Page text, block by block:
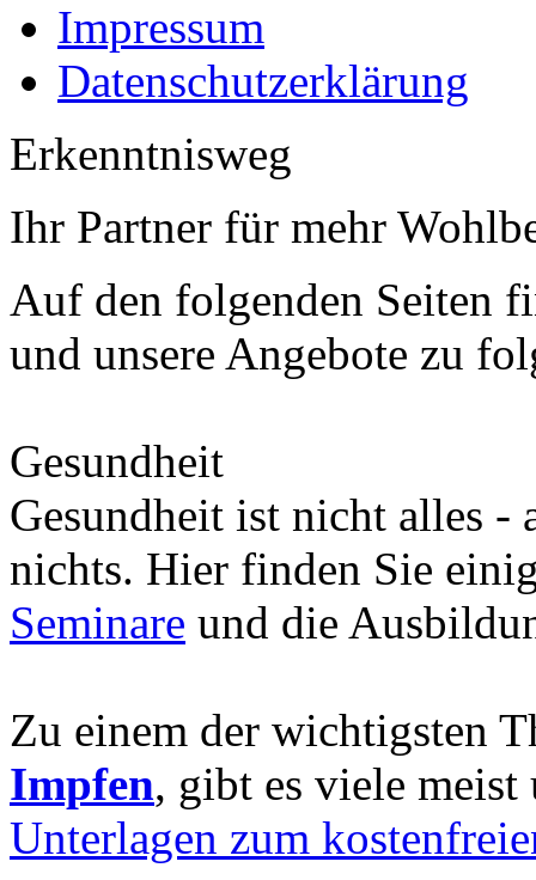
Impressum
Datenschutzerklärung
Erkenntnisweg
Ihr Partner für mehr
Auf den folgenden Seiten
und unsere Angebote zu
Gesundheit
Gesundheit ist nicht alles -
nichts. Hier finden Sie
Seminare und die
Zu einem der wichtigsten
Impfen, gibt es viele
Unterlagen zum